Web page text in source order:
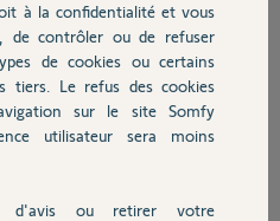
problème?
de discussion
à la confidentialité et vous
de contrôler ou de refuser
de cookies ou certains
tiers. Le refus des cookies
sur le site Somfy
utilisateur sera moins
d'avis ou retirer votre